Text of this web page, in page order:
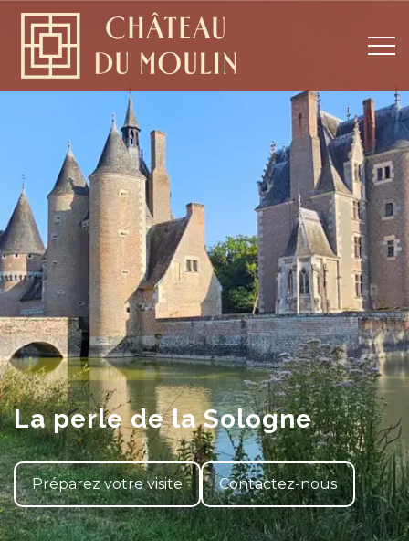
La perle de la Sologne
Préparez votre visite Contactez-nous